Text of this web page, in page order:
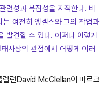
련성과 복잡성을 지적한다. 비
여전히 엥겔스와 그의 작업과
발견할 수 있다. 어쩌다 이렇게
사상의 관점에서 어떻게 이러
렐런David McClellan이 마르크